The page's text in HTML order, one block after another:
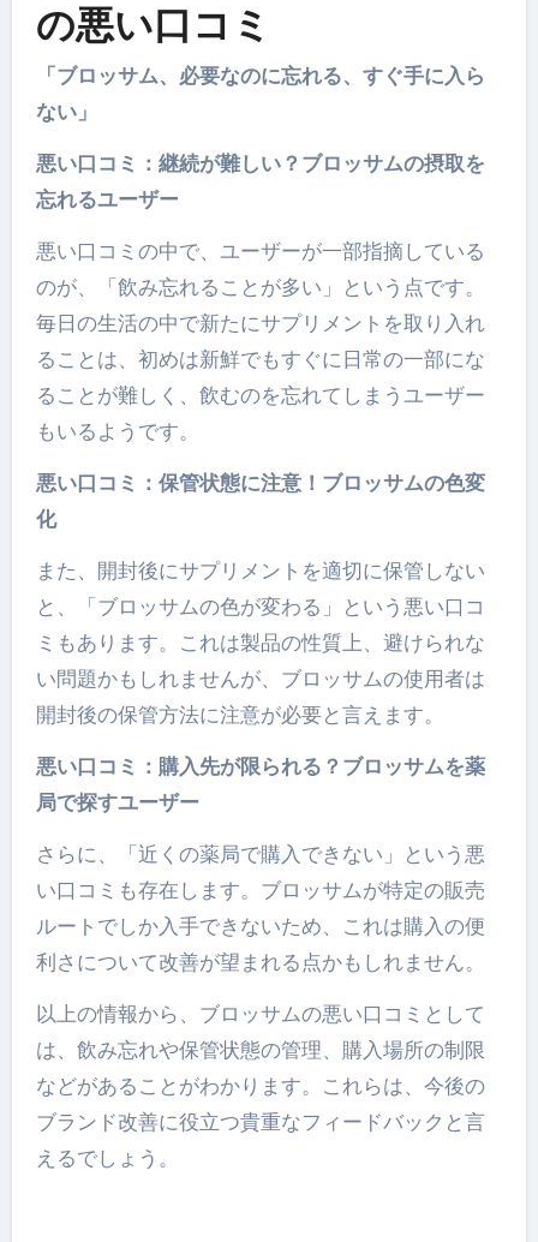
の悪い口コミ
「ブロッサム、必要なのに忘れる、すぐ手に入ら
ない」
悪い口コミ：継続が難しい？ブロッサムの摂取を
忘れるユーザー
悪い口コミの中で、ユーザーが一部指摘している
のが、「飲み忘れることが多い」という点です。
毎日の生活の中で新たにサプリメントを取り入れ
ることは、初めは新鮮でもすぐに日常の一部にな
ることが難しく、飲むのを忘れてしまうユーザー
もいるようです。
悪い口コミ：保管状態に注意！ブロッサムの色変
化
また、開封後にサプリメントを適切に保管しない
と、「ブロッサムの色が変わる」という悪い口コ
ミもあります。これは製品の性質上、避けられな
い問題かもしれませんが、ブロッサムの使用者は
開封後の保管方法に注意が必要と言えます。
悪い口コミ：購入先が限られる？ブロッサムを薬
局で探すユーザー
さらに、「近くの薬局で購入できない」という悪
い口コミも存在します。ブロッサムが特定の販売
ルートでしか入手できないため、これは購入の便
利さについて改善が望まれる点かもしれません。
以上の情報から、ブロッサムの悪い口コミとして
は、飲み忘れや保管状態の管理、購入場所の制限
などがあることがわかります。これらは、今後の
ブランド改善に役立つ貴重なフィードバックと言
えるでしょう。